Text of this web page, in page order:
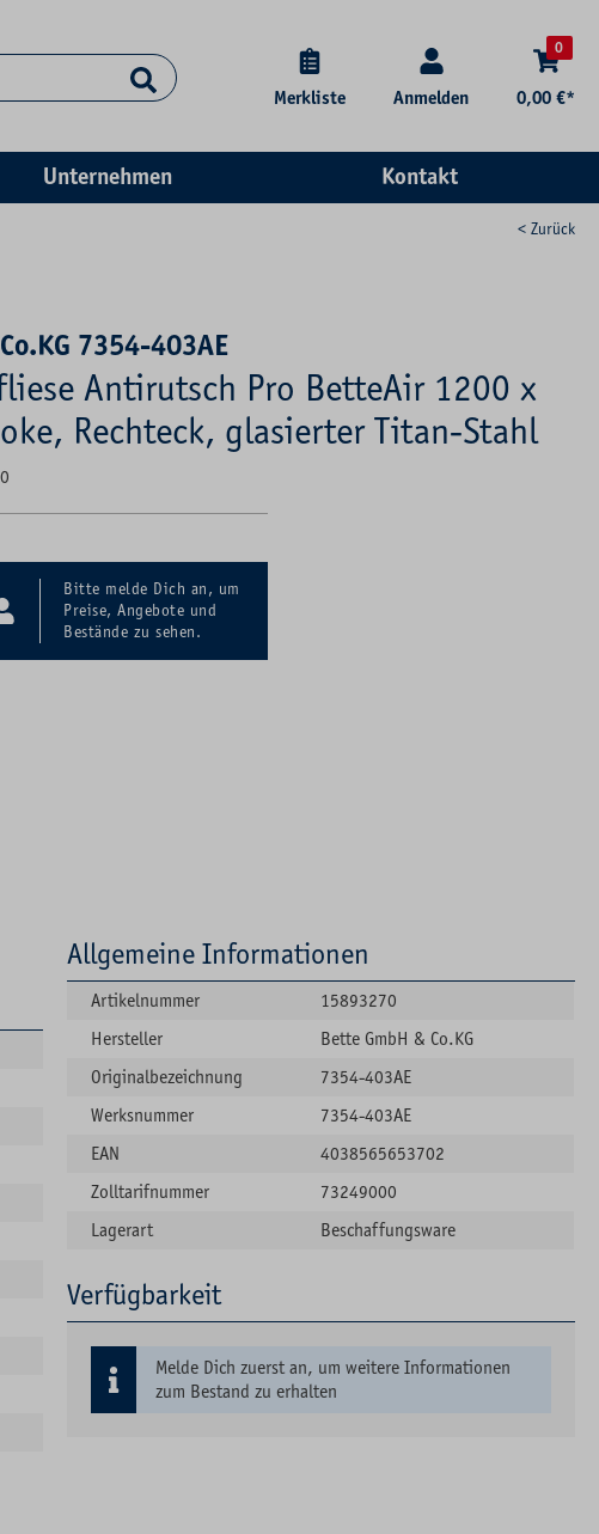
Merkliste Anmelden
0
0,00 €*
Unternehmen Kontakt
< Zurück
7354-403AE
Antirutsch Pro BetteAir 1200 x
Rechteck, glasierter Titan-Stahl
Bitte melde Dich an, um
Preise, Angebote und
Bestände zu sehen.
Allgemeine Informationen
Artikelnummer
15893270
Hersteller
Bette GmbH & Co.KG
Originalbezeichnung
7354-403AE
Werksnummer
7354-403AE
EAN
4038565653702
Zolltarifnummer
73249000
Lagerart
Beschaffungsware
Verfügbarkeit
Melde Dich zuerst an, um weitere Informationen
zum Bestand zu erhalten